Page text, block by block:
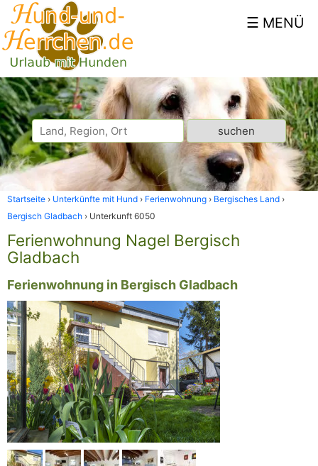
Startseite Unterkünfte mit Hund Ferienwohnung
Bergisches Land
Bergisch Gladbach
Unterkunft 6050
Ferienwohnung Nagel Bergisch
Gladbach
Ferienwohnung in Bergisch Gladbach